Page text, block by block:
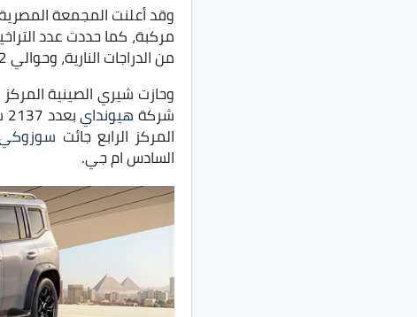
من الدراجات النارية، وحوالي 4332 سيارة نقل.
شركةهيوندايبعدد 2137 سيارة، ثم احتلت المركز الثالث شركة
المركز الرابع جائت
السادس ام جي.